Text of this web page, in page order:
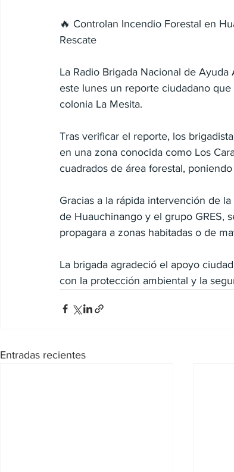
🔥 Controlan Incendio Forestal en
Rescate
La Radio Brigada Nacional de
este lunes un reporte ciudadano
colonia La Mesita.
Tras verificar el reporte, los
en una zona conocida como Los
cuadrados de área forestal,
Gracias a la rápida intervención de
de Huauchinango y el grupo GRES,
propagara a zonas habitadas o de
La brigada agradeció el apoyo
con la protección ambiental y la
Entradas recientes